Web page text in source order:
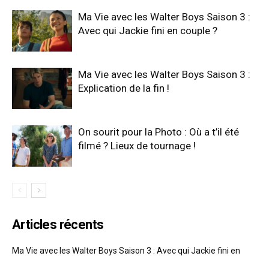
Ma Vie avec les Walter Boys Saison 3 :
Avec qui Jackie fini en couple ?
Ma Vie avec les Walter Boys Saison 3 :
Explication de la fin !
On sourit pour la Photo : Où a t’il été
filmé ? Lieux de tournage !
Articles récents
Ma Vie avec les Walter Boys Saison 3 : Avec qui Jackie fini en